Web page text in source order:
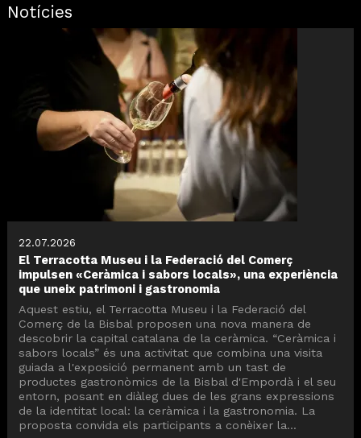
Notícies
22.07.2026
El Terracotta Museu i la Federació del Comerç
impulsen «Ceràmica i sabors locals», una experiència
que uneix patrimoni i gastronomia
Aquest estiu, el Terracotta Museu i la Federació del
Comerç de la Bisbal proposen una nova manera de
descobrir la capital catalana de la ceràmica. “Ceràmica i
sabors locals” és una activitat que combina una visita
guiada a l'exposició permanent amb un tast de
productes gastronòmics de la Bisbal d'Empordà i el seu
entorn, posant en diàleg dues de les grans expressions
de la identitat local: la ceràmica i la gastronomia. La
proposta convida els participants a conèixer la...